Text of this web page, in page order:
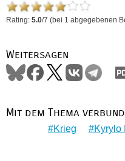
Rating: 5.0/7 (bei 1 abgegebenen
Weitersagen
Mit dem Thema
Krieg Kyrylo